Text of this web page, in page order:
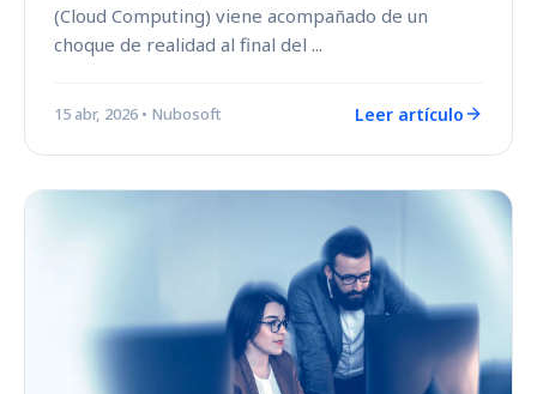
(Cloud Computing) viene acompañado de un
choque de realidad al final del ...
15 abr, 2026 • Nubosoft Leer artículo